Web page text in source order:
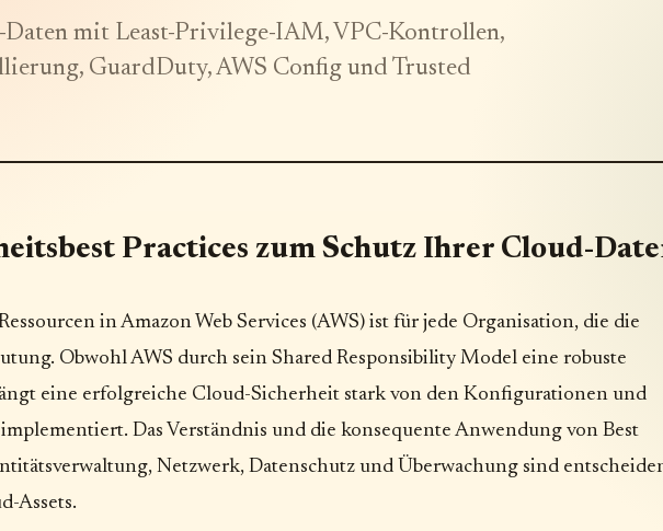
Daten mit Least-Privilege-IAM, VPC-Kontrollen,
GuardDuty, AWS Config und Trusted
Practices zum Schutz Ihrer Cloud-
in Amazon Web Services (AWS) ist für jede Organisation, die die
Obwohl AWS durch sein Shared Responsibility Model eine robuste
eine erfolgreiche Cloud-Sicherheit stark von den Konfigurationen und
Das Verständnis und die konsequente Anwendung von Best
Netzwerk, Datenschutz und Überwachung sind
Assets.